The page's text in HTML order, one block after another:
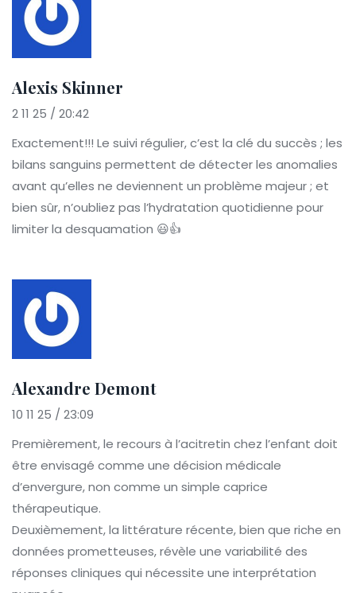
Alexis Skinner
2 11 25 / 20:42
Exactement!!! Le suivi régulier, c’est la clé du succès ; les
bilans sanguins permettent de détecter les anomalies
avant qu’elles ne deviennent un problème majeur ; et
bien sûr, n’oubliez pas l’hydratation quotidienne pour
limiter la desquamation 😃👍
Alexandre Demont
10 11 25 / 23:09
Premièrement, le recours à l’acitretin chez l’enfant doit
être envisagé comme une décision médicale
d’envergure, non comme un simple caprice
thérapeutique.
Deuxièmement, la littérature récente, bien que riche en
données prometteuses, révèle une variabilité des
réponses cliniques qui nécessite une interprétation